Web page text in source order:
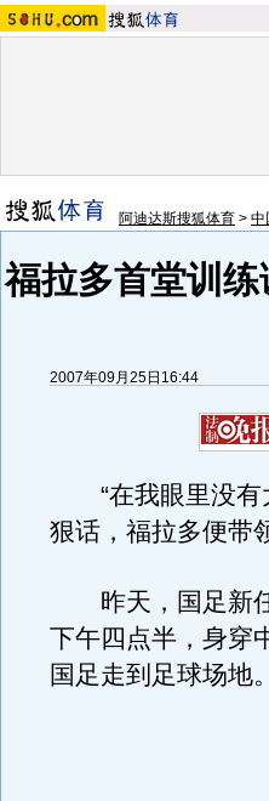
阿迪达斯搜狐体育 > 中
福拉多首堂训
2007年09月25日16:44
“在我眼里没有
狠话，福拉多便带
昨天，国足新任
下午四点半，身穿
国足走到足球场地。